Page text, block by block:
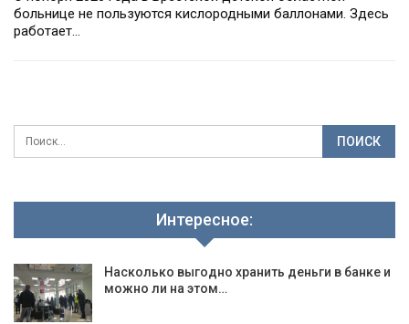
больнице не пользуются кислородными баллонами. Здесь
работает…
Интересное:
Насколько выгодно хранить деньги в банке и
можно ли на этом…